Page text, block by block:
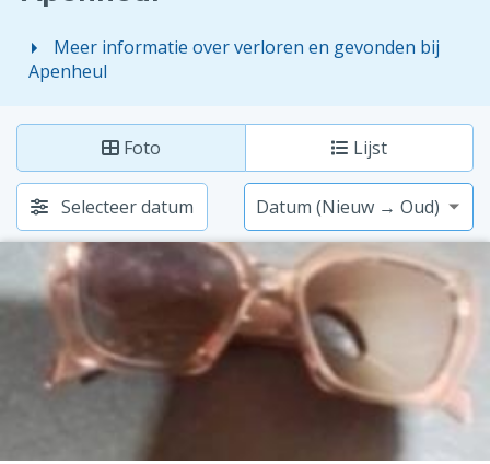
Apenheul
Foto Lijst
Selecteer datum